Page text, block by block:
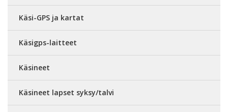
Käsi-GPS ja kartat
Käsigps-laitteet
Käsineet
Käsineet lapset syksy/talvi